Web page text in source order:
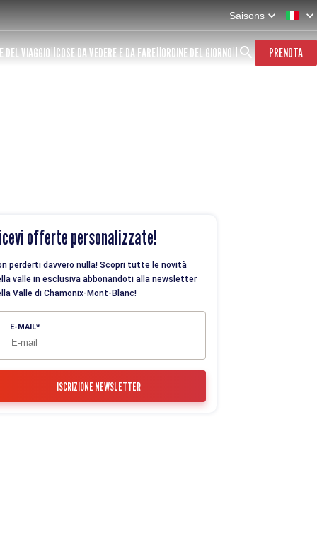
Saisons
DEL VIAGGIO COSE DA VEDERE E DA FARE ORDINE DEL GIORNO PRENOTA
offerte personalizzate!
perderti davvero nulla! Scopri tutte le novità
valle in esclusiva abbonandoti alla newsletter
Valle di Chamonix-Mont-Blanc!
E-MAIL